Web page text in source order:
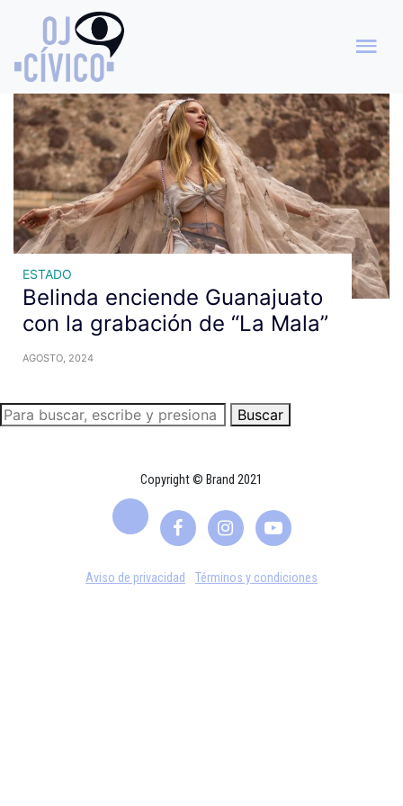
Archivo de etiquetas: fans
ESTADO
Belinda enciende Guanajuato
con la grabación de “La Mala”
AGOSTO, 2024
Buscar
Copyright © Brand 2021
Aviso de privacidad Términos y condiciones